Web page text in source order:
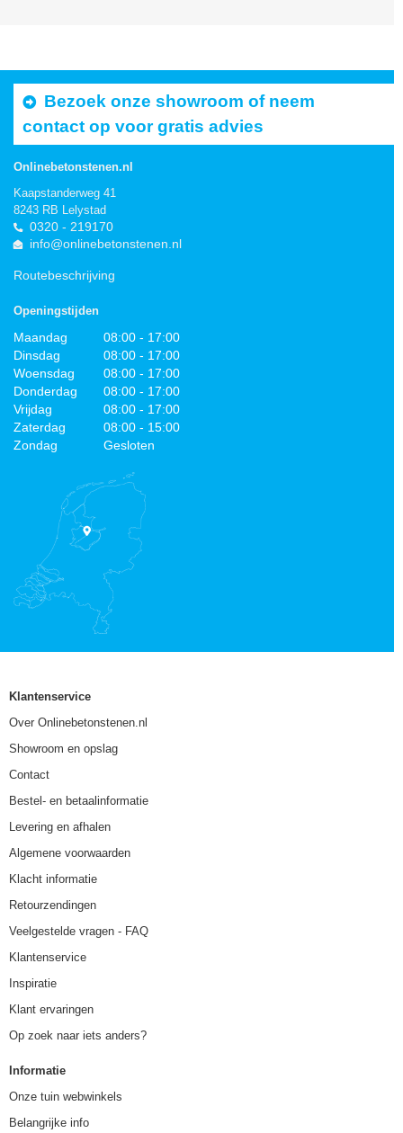
Bezoek onze showroom of neem
contact op voor gratis advies
Onlinebetonstenen.nl
Kaapstanderweg 41
8243 RB Lelystad
0320 - 219170
info@onlinebetonstenen.nl
Routebeschrijving
Openingstijden
Maandag
08:00 - 17:00
Dinsdag
08:00 - 17:00
Woensdag
08:00 - 17:00
Donderdag
08:00 - 17:00
Vrijdag
08:00 - 17:00
Zaterdag
08:00 - 15:00
Zondag
Gesloten
Klantenservice
Over Onlinebetonstenen.nl
Showroom en opslag
Contact
Bestel- en betaalinformatie
Levering en afhalen
Algemene voorwaarden
Klacht informatie
Retourzendingen
Veelgestelde vragen - FAQ
Klantenservice
Inspiratie
Klant ervaringen
Op zoek naar iets anders?
Informatie
Onze tuin webwinkels
Belangrijke info